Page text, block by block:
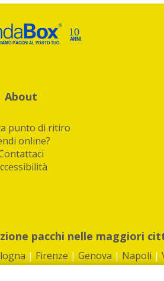
About
punto di ritiro
online?
pacchi nelle maggiori
| Firenze | Genova | Napoli |